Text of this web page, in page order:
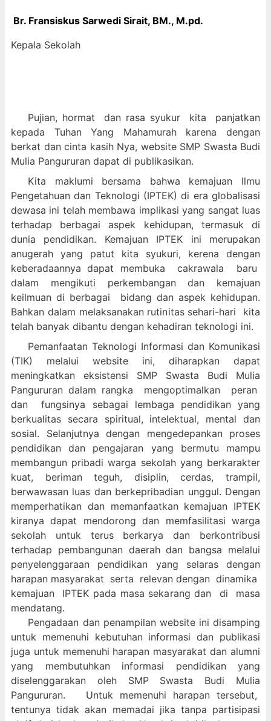
Br. Fransiskus Sarwedi Sirait, BM., M.pd.
Kepala Sekolah
Pujian, hormat dan rasa syukur kita panjatkan
kepada Tuhan Yang Mahamurah karena dengan
berkat dan cinta kasih Nya, website SMP Swasta Budi
Mulia Pangururan dapat di publikasikan.
Kita maklumi bersama bahwa kemajuan Ilmu
Pengetahuan dan Teknologi (IPTEK) di era globalisasi
dewasa ini telah membawa implikasi yang sangat luas
terhadap berbagai aspek kehidupan, termasuk di
dunia pendidikan. Kemajuan IPTEK ini merupakan
anugerah yang patut kita syukuri, kerena dengan
keberadaannya dapat membuka cakrawala baru
dalam mengikuti perkembangan dan kemajuan
keilmuan di berbagai bidang dan aspek kehidupan.
Bahkan dalam melaksanakan rutinitas sehari-hari kita
telah banyak dibantu dengan kehadiran teknologi ini.
Pemanfaatan Teknologi Informasi dan Komunikasi
(TIK) melalui website ini, diharapkan dapat
meningkatkan eksistensi SMP Swasta Budi Mulia
Pangururan dalam rangka mengoptimalkan peran
dan fungsinya sebagai lembaga pendidikan yang
berkualitas secara spiritual, intelektual, mental dan
sosial. Selanjutnya dengan mengedepankan proses
pendidikan dan pengajaran yang bermutu mampu
membangun pribadi warga sekolah yang berkarakter
kuat, beriman teguh, disiplin, cerdas, trampil,
berwawasan luas dan berkepribadian unggul. Dengan
memperhatikan dan memanfaatkan kemajuan IPTEK
kiranya dapat mendorong dan memfasilitasi warga
sekolah untuk terus berkarya dan berkontribusi
terhadap pembangunan daerah dan bangsa melalui
penyelenggaraan pendidikan yang selaras dengan
harapan masyarakat serta relevan dengan dinamika
kemajuan IPTEK pada masa sekarang dan di masa
mendatang.
Pengadaan dan penampilan website ini disamping
untuk memenuhi kebutuhan informasi dan publikasi
juga untuk memenuhi harapan masyarakat dan alumni
yang membutuhkan informasi pendidikan yang
diselenggarakan oleh SMP Swasta Budi Mulia
Pangururan. Untuk memenuhi harapan tersebut,
tentunya tidak akan memadai jika tanpa partisipasi